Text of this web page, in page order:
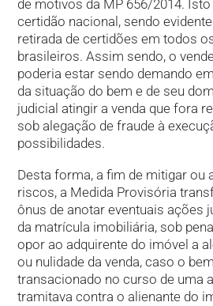
de motivos da MP 656/2014.
certidão nacional, sendo
retirada de certidões em todos
brasileiros. Assim sendo, o
poderia estar sendo demando
da situação do bem e de seu
judicial atingir a venda que fora
sob alegação de fraude à
possibilidades.
Desta forma, a fim de mitigar ou
riscos, a Medida Provisória
ônus de anotar eventuais ações
da matrícula imobiliária, sob
opor ao adquirente do imóvel a
ou nulidade da venda, caso o
transacionado no curso de uma
tramitava contra o alienante do